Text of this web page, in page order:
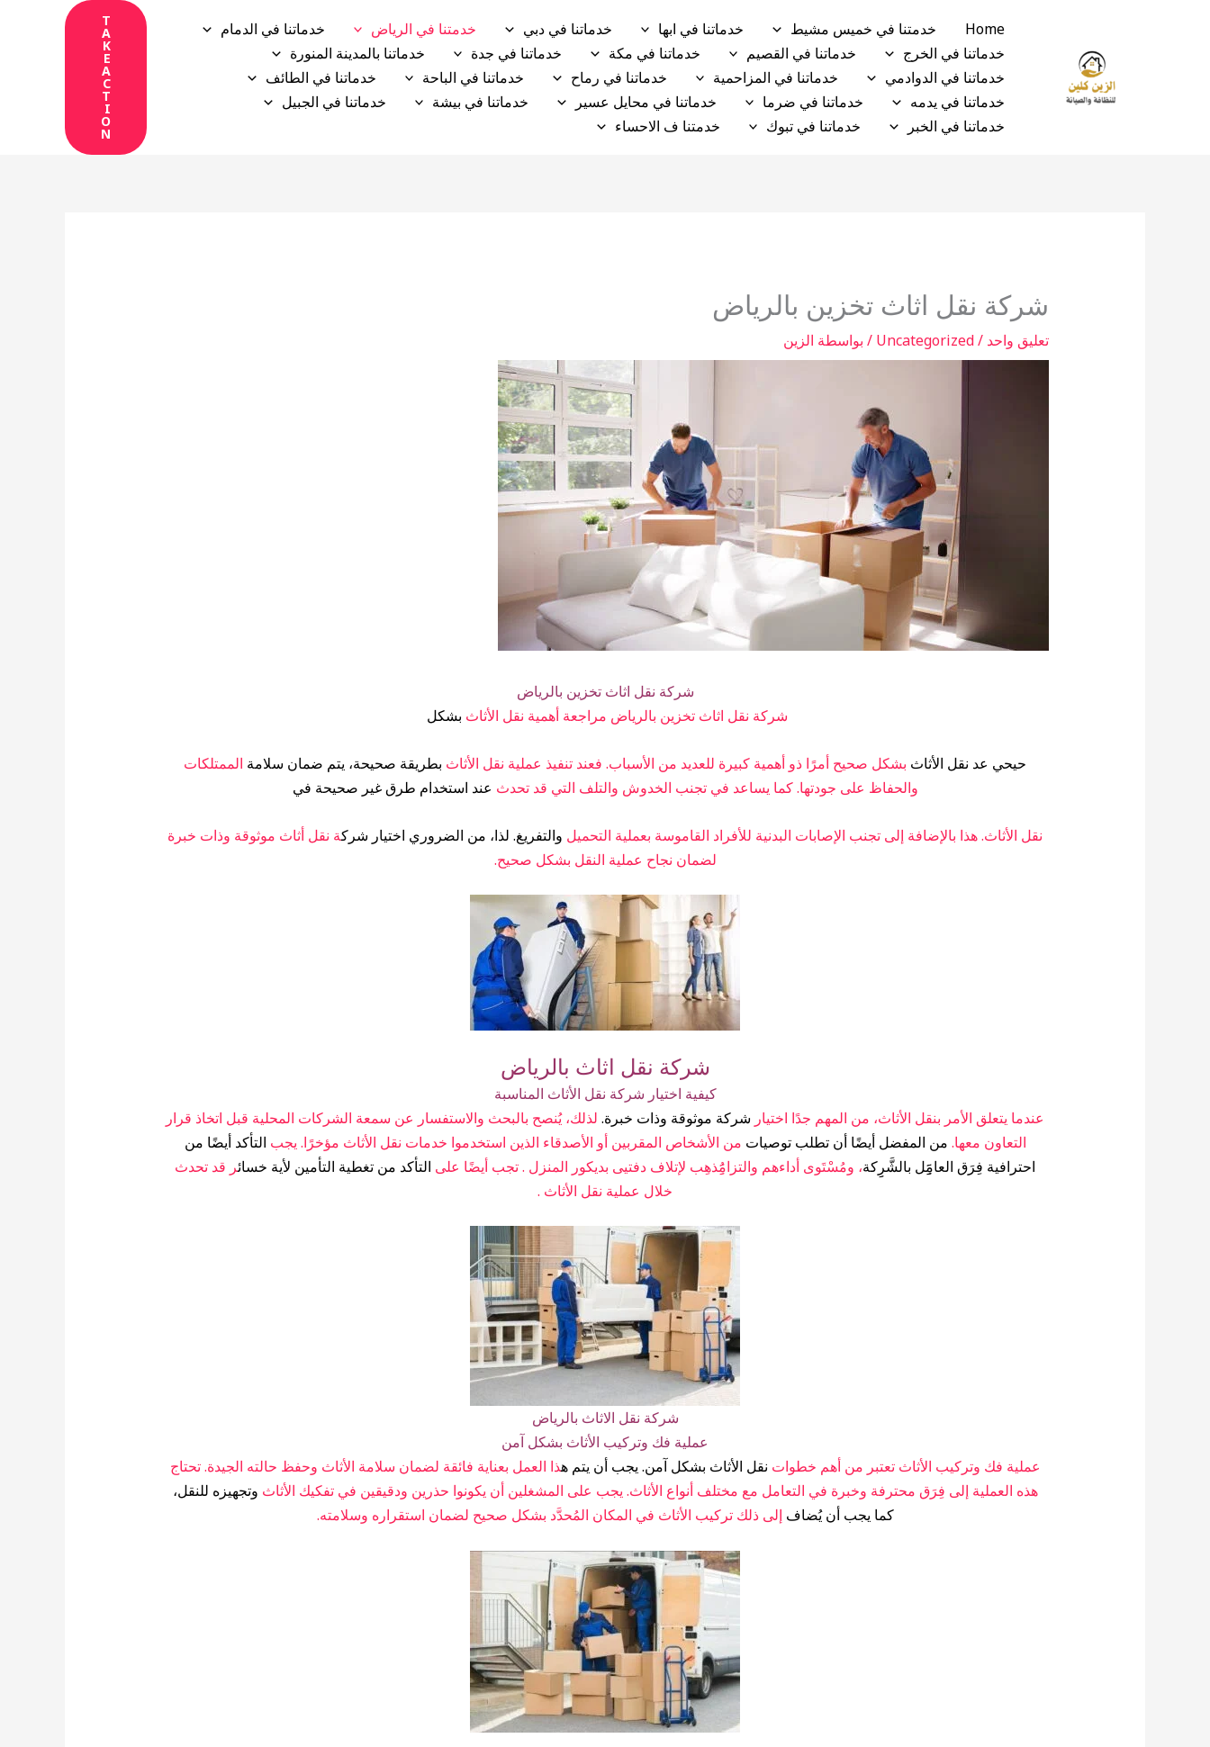
Home خدمتنا في خميس مشيط خدماتنا في ابها خدماتنا في دبي خدمتنا في الرياض
خدماتنا في الدمام
خدماتنا في الخرج
خدماتنا في القصيم خدماتنا في مكة خدماتنا في جدة
خدماتنا بالمدينة المنورة
خدماتنا في الدوادمي
خدماتنا في المزاحمية خدماتنا في رماح خدماتنا في الباحة
خدماتنا في الطائف
خدماتنا في يدمه
خدماتنا في ضرما خدماتنا في محايل عسير خدماتنا في بيشة
خدماتنا في الجبيل
خدماتنا في الخبر
خدماتنا في تبوك خدمتنا ف الاحساء
T
A
K
E
A
C
T
I
O
N
شركة نقل اثاث تخزين بالرياض
تعليق واحد /
Uncategorized / بواسطة الزين
شركة نقل اثاث تخزين بالرياض
شركة نقل اثاث تخزين بالرياض مراجعة أهمية نقل الأثاث بشكل
حيحي عد نقل الأثاث بشكل صحيح أمرًا ذو أهمية كبيرة للعديد من الأسباب. فعند تنفيذ عملية نقل الأثاث بطريقة صحيحة، يتم ضمان سلامة الممتلكات
والحفاظ على جودتها. كما يساعد في تجنب الخدوش والتلف التي قد تحدث عند استخدام طرق غير صحيحة في
نقل الأثاث. هذا بالإضافة إلى تجنب الإصابات البدنية للأفراد القاموسة بعملية التحميل والتفريغ. لذا، من الضروري اختيار شركة نقل أثاث موثوقة وذات خبرة
لضمان نجاح عملية النقل بشكل صحيح.
شركة نقل اثاث بالرياض
كيفية اختيار شركة نقل الأثاث المناسبة
عندما يتعلق الأمر بنقل الأثاث، من المهم جدًا اختيار شركة موثوقة وذات خبرة. لذلك، يُنصح بالبحث والاستفسار عن سمعة الشركات المحلية قبل اتخاذ قرار
التعاون معها. من المفضل أيضًا أن تطلب توصيات من الأشخاص المقربين أو الأصدقاء الذين استخدموا خدمات نقل الأثاث مؤخرًا. يجب التأكد أيضًا من
احترافية فِرَق العامََِِِل بالشَّرِِكة، ومُسْتَوى أداءهم والتزامَُِِذهِب لإتلاف دفتیی بديکور المنزل . تجب أيضًا على التأكد من تغطية التأمين لأية خسائر قد تحدث
خلال عملية نقل الأثاث .
شركة نقل الاثاث بالرياض
عملية فك وتركيب الأثاث بشكل آمن
عملية فك وتركيب الأثاث تعتبر من أهم خطوات نقل الأثاث بشكل آمن. يجب أن يتم هذا العمل بعناية فائقة لضمان سلامة الأثاث وحفظ حالته الجيدة. تحتاج
هذه العملية إلى فِرَق محترفة وخبرة في التعامل مع مختلف أنواع الأثاث. يجب على المشغلين أن يكونوا حذرين ودقيقين في تفكيك الأثاث وتجهيزه للنقل،
كما يجب أن يُضاف إلى ذلك تركيب الأثاث في المكان المُحدَّد بشكل صحيح لضمان استقراره وسلامته.